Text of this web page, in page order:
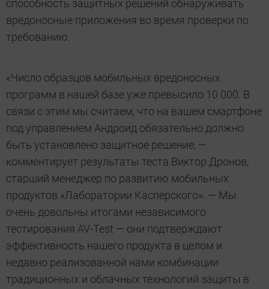
способность защитных решений обнаруживать
вредоносные приложения во время проверки по
требованию.
«Число образцов мобильных вредоносных
программ в нашей базе уже превысило 10 000. В
связи с этим мы считаем, что на вашем смартфоне
под управлением Андроид обязательно должно
быть установлено защитное решение, —
комментирует результаты теста Виктор Дронов,
старший менеджер по развитию мобильных
продуктов «Лаборатории Касперского». — Мы
очень довольны итогами независимого
тестирования AV-Test — они подтверждают
эффективность нашего продукта в целом и
недавно реализованной нами комбинации
традиционных и облачных технологий защиты в